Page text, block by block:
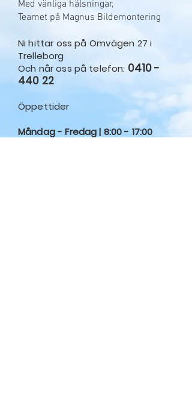
Med vänliga hälsningar,
Teamet på Magnus Bildemontering
Ni hittar oss på Omvägen 27 i
Trelleborg
Och når oss på telefon: 0410 -
440 22
Öppettider
Måndag - Fredag | 8:00 - 17:00